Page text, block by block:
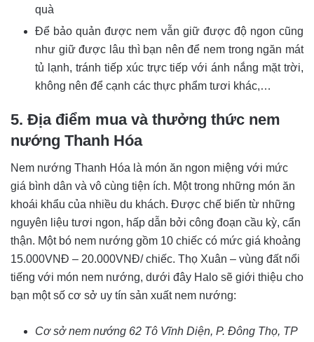
quà
Để bảo quản được nem vẫn giữ được độ ngon cũng
như giữ được lâu thì bạn nên để nem trong ngăn mát
tủ lạnh, tránh tiếp xúc trực tiếp với ánh nắng mặt trời,
không nên để cạnh các thực phẩm tươi khác,…
5. Địa điểm mua và thưởng thức nem
nướng Thanh Hóa
Nem nướng Thanh Hóa là món ăn ngon miệng với mức
giá bình dân và vô cùng tiện ích. Một trong những món ăn
khoái khẩu của nhiều du khách. Được chế biến từ những
nguyên liệu tươi ngon, hấp dẫn bởi công đoạn cầu kỳ, cẩn
thận. Một bó nem nướng gồm 10 chiếc có mức giá khoảng
15.000VNĐ – 20.000VNĐ/ chiếc. Thọ Xuân – vùng đất nổi
tiếng với món nem nướng, dưới đây Halo sẽ giới thiệu cho
bạn một số cơ sở uy tín sản xuất nem nướng:
Cơ sở nem nướng 62 Tô Vĩnh Diện, P. Đông Thọ, TP